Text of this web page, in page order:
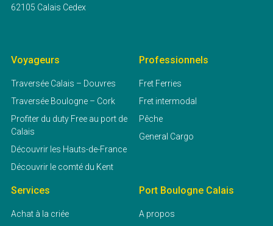
62105 Calais Cedex
Voyageurs
Traversée Calais – Douvres
Traversée Boulogne – Cork
Profiter du duty Free au port de
Calais
Découvrir les Hauts-de-France
Découvrir le comté du Kent
Professionnels
Fret Ferries
Fret intermodal
Pêche
General Cargo
Services
Achat à la criée
Port Boulogne Calais
A propos